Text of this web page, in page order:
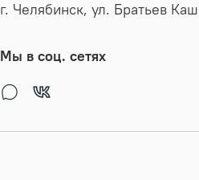
г. Челябинск, ул. Братьев
Мы в соц. сетях